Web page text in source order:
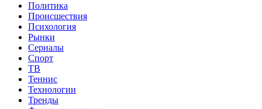
Политика
Происшествия
Психология
Рынки
Сериалы
Спорт
ТВ
Теннис
Технологии
Тренды